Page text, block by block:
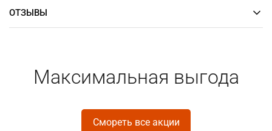
ОТЗЫВЫ
Максимальная выгода
Смореть все акции